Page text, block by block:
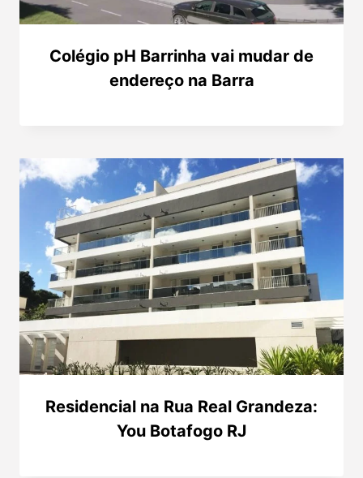
Colégio pH Barrinha vai mudar de
endereço na Barra
Residencial na Rua Real Grandeza:
You Botafogo RJ